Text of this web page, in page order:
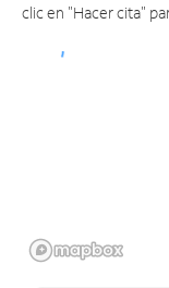
clic en "Hacer cita"